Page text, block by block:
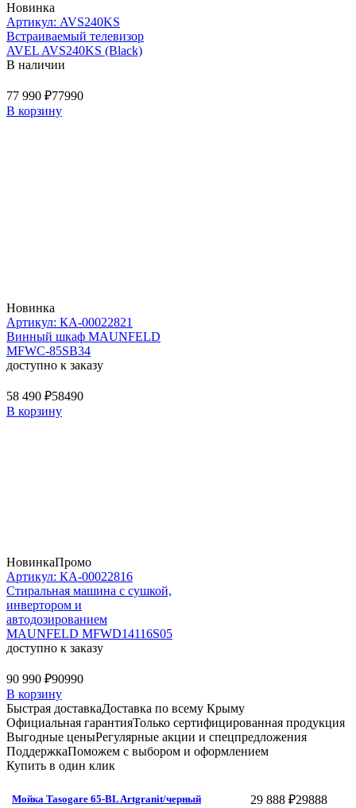
Новинка
Артикул: AVS240KS
Встраиваемый телевизор
AVEL AVS240KS (Black)
В наличии
77 990 ₽77990
В корзину
Новинка
Артикул: КА-00022821
Винный шкаф MAUNFELD
MFWC-85SB34
доступно к заказу
58 490 ₽58490
В корзину
НовинкаПромо
Артикул: КА-00022816
Стиральная машина c сушкой,
инвертором и
автодозированием
MAUNFELD MFWD14116S05
доступно к заказу
90 990 ₽90990
В корзину
Быстрая доставкаДоставка по всему Крыму
Официальная гарантияТолько сертифицированная продукция
Выгодные ценыРегулярные акции и спецпредложения
ПоддержкаПоможем с выбором и оформлением
Купить в один клик
Мойка Tasogare 65-BL Artgranit/черный 29 888 ₽29888